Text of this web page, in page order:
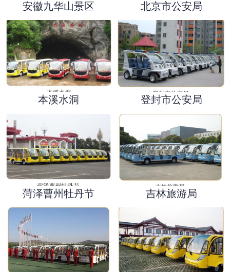
安徽九华山景区 北京市公安局
本溪水洞 登封市公安局
菏泽曹州牡丹节 吉林旅游局